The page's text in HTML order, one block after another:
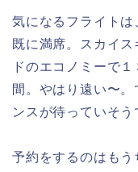
気になるフライト
既に満席。スカイ
ドのエコノミーで
間。やはり遠い〜
ンスが待っていそう
予約をするのはも